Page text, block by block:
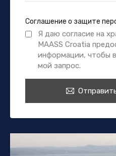
Соглашение о защите
Я даю согласие на
MAASS Croatia
информации, чтобы
мой запрос.